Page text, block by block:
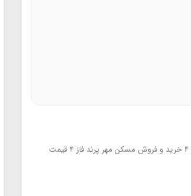
خرید و فروش مسکن مهر پرند فاز 4
قیمت